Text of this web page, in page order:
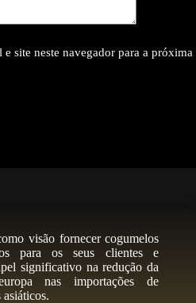
site neste navegador para a próxima
visão fornecer cogumelos
para os seus clientes e
significativo na redução da
nas importações de
asiáticos.